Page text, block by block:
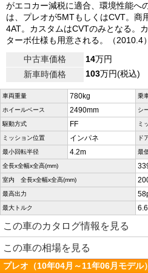
がエコカー減税に適合、環境性能へ
は、プレオが5MTもしくはCVT。商
4AT。カスタムはCVTのみとなる。
ターボ仕様も用意される。（2010.4）
中古車価格
14万円
新車時価格
103万円(税込)
車両重量 780kg 乗
ホイールベース 2490mm シ
駆動方式 FF ミ
ミッション位置 インパネ ド
最小回転半径 4.2m 最
全長x全幅x全高(mm)
室内 全長x全幅x全高(mm)
最高出力
最大トルク
この車のカタログ情報を見る
この車の相場を見る
プレオ（10年04月～11年06月モデル